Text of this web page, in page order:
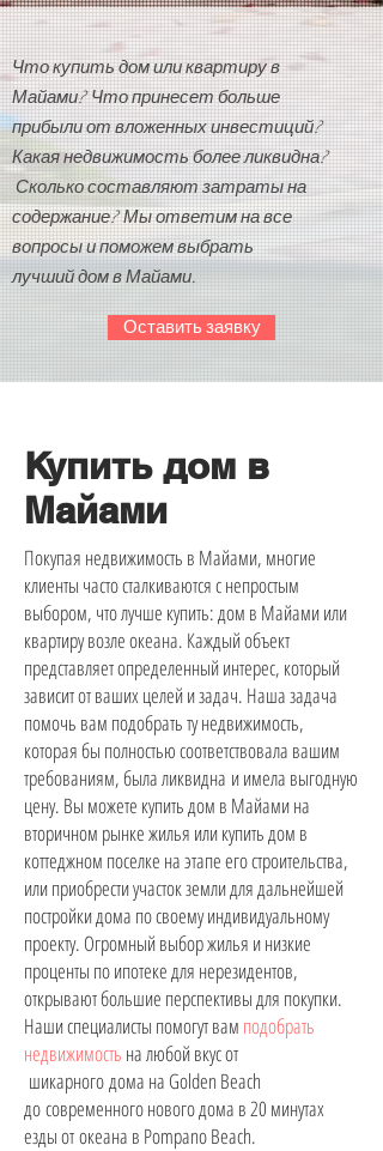
Что купить дом или квартиру в
Майами? Что принесет больше
прибыли от вложенных инвестиций?
Какая недвижимость более ликвидна?
Сколько составляют затраты на
содержание? Мы ответим на все
вопросы и поможем выбрать
лучший дом в Майами.
Оставить заявку
Купить дом в
Майами
Покупая недвижимость в Майами, многие
клиенты часто сталкиваются с непростым
выбором, что лучше купить: дом в Майами или
квартиру возле океана. Каждый объект
представляет определенный интерес, который
зависит от ваших целей и задач. Наша задача
помочь вам подобрать ту недвижимость,
которая бы полностью соответствовала вашим
требованиям, была ликвидна и имела выгодную
цену. Вы можете купить дом в Майами на
вторичном рынке жилья или купить дом в
коттеджном поселке на этапе его строительства,
или приобрести участок земли для дальнейшей
постройки дома по своему индивидуальному
проекту. Огромный выбор жилья и низкие
проценты по ипотеке для нерезидентов,
открывают большие перспективы для покупки.
Наши специалисты помогут вам подобрать
недвижимость на любой вкус от
шикарного дома на Golden Beach
до современного нового дома в 20 минутах
езды от океана в Pompano Beach.